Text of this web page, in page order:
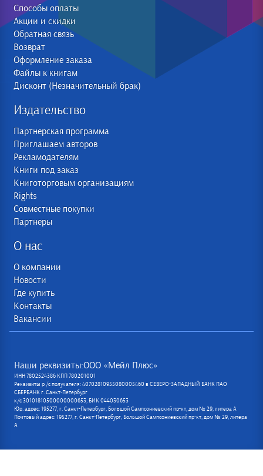
Способы оплаты
Акции и скидки
Обратная связь
Возврат
Оформление заказа
Файлы к книгам
Дисконт (Незначительный брак)
Издательство
Партнерская программа
Приглашаем авторов
Рекламодателям
Книги под заказ
Книготорговым организациям
Rights
Совместные покупки
Партнеры
О нас
О компании
Новости
Где купить
Контакты
Вакансии
Наши реквизиты:ООО «Мейл Плюс»
ИНН 7802524386 КПП 780201001
Реквизиты р /с получателя: 40702810955080005460 в СЕВЕРО-ЗАПАДНЫЙ БАНК ПАО
СБЕРБАНК г. Санкт-Петербург
к/с 30101810500000000653, БИК 044030653
Юр. адрес: 195277, г. Санкт-Петербург, Большой Сампсониевский пр-кт, дом № 29, литера А
Почтовый адрес: 195277, г. Санкт-Петербург, Большой Сампсониевский пр-кт, дом № 29, литера
А